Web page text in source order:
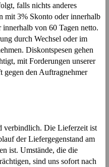
falls nichts anderes
mit 3% Skonto oder innerhalb
von 60 Tagen netto.
durch Wechsel oder im
Diskontspesen gehen
mit Forderungen unserer
gegen den Auftragnehmer
verbindlich. Die Lieferzeit ist
der Liefergegenstand am
ist. Umstände, die die
sind uns sofort nach